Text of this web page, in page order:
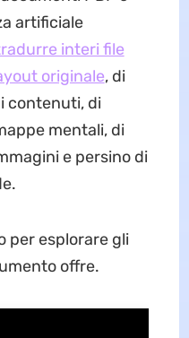
artificiale
interi file
originale, di
contenuti, di
mentali, di
e persino di
per esplorare gli
offre.